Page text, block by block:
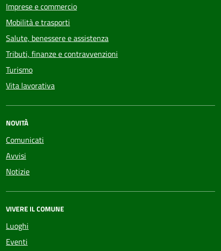
Imprese e commercio
Mobilità e trasporti
Salute, benessere e assistenza
Tributi, finanze e contravvenzioni
Turismo
Vita lavorativa
NOVITÀ
Comunicati
Avvisi
Notizie
VIVERE IL COMUNE
Luoghi
Eventi